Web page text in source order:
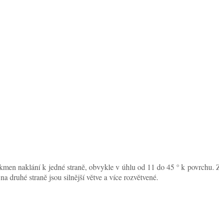
naklání k jedné straně, obvykle v úhlu od 11 do 45 ° k povrchu.
druhé straně jsou silnější větve a více rozvětvené.